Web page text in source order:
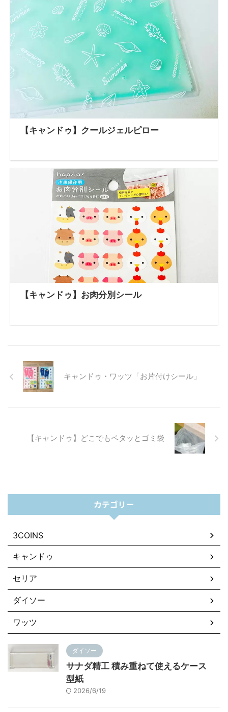
【キャンドゥ】クールジェルピロー
【キャンドゥ】お肉分別シール
キャンドゥ・ワッツ「お片付けシール」
【キャンドゥ】どこでもペタッとゴミ袋
カテゴリー
3COINS
キャンドゥ
セリア
ダイソー
ワッツ
ダイソー
サナダ精工 積み重ねて使えるケース
型紙
2026/6/19